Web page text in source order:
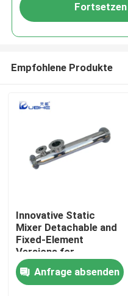
Fortsetzen
Empfohlene Produkte
Innovative Static
Mixer Detachable and
Fixed-Element
Versions for
Customizable Surface
Treatment
Anfrage absenden